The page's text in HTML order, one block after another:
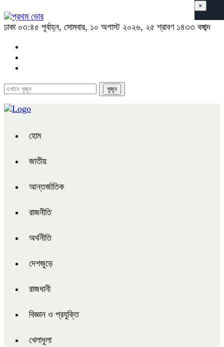
ঢাকা ০৩:৪৫ পূর্বাহ্ন, সোমবার, ১০ অগাস্ট ২০২৬, ২৫ শ্রাবণ ১৪৩৩ বঙ্গাব্দ
হোম
জাতীয়
আন্তর্জাতিক
রাজনীতি
অর্থনীতি
দেশজুড়ে
রাজধানী
বিজ্ঞান ও প্রযুক্তি
খেলাধুলা
×